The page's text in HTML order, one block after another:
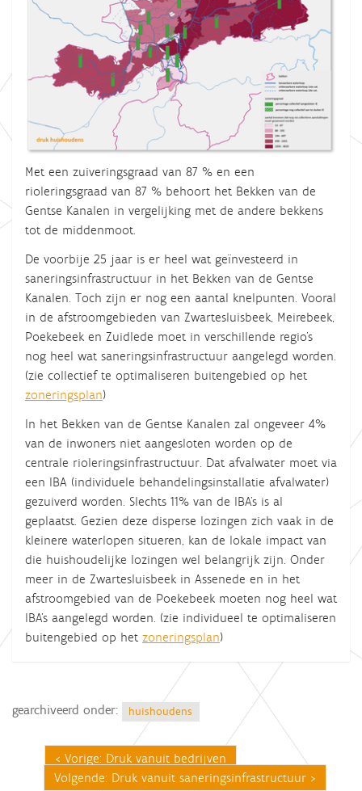
Met een zuiveringsgraad van 87 % en een
rioleringsgraad van 87 % behoort het Bekken van de
Gentse Kanalen in vergelijking met de andere bekkens
tot de middenmoot.
De voorbije 25 jaar is er heel wat geïnvesteerd in
saneringsinfrastructuur in het Bekken van de Gentse
Kanalen. Toch zijn er nog een aantal knelpunten. Vooral
in de afstroomgebieden van Zwartesluisbeek, Meirebeek,
Poekebeek en Zuidlede moet in verschillende regio’s
nog heel wat saneringsinfrastructuur aangelegd worden.
(zie collectief te optimaliseren buitengebied op het
zoneringsplan)
In het Bekken van de Gentse Kanalen zal ongeveer 4%
van de inwoners niet aangesloten worden op de
centrale rioleringsinfrastructuur. Dat afvalwater moet via
een IBA (individuele behandelingsinstallatie afvalwater)
gezuiverd worden. Slechts 11% van de IBA’s is al
geplaatst. Gezien deze disperse lozingen zich vaak in de
kleinere waterlopen situeren, kan de lokale impact van
die huishoudelijke lozingen wel belangrijk zijn. Onder
meer in de Zwartesluisbeek in Assenede en in het
afstroomgebied van de Poekebeek moeten nog heel wat
IBA’s aangelegd worden. (zie individueel te optimaliseren
buitengebied op het zoneringsplan)
gearchiveerd onder: huishoudens
Vorige: Druk vanuit bedrijven
Volgende: Druk vanuit saneringsinfrastructuur